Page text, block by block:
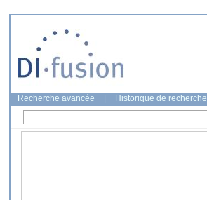
Recherche avancée Historique de recherche